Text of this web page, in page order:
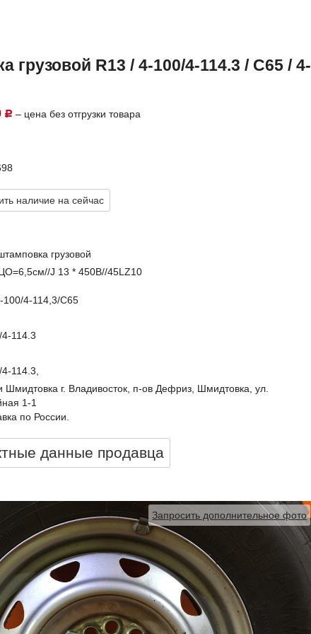
грузовой R13 / 4-100/4-114.3 / C65 / 4-
Р – цена без отгрузки товара
наличие на сейчас
грузовой
J 13 * 450B//45LZ10
100/4-114,3/C65
114.3
114.3,
Шмидтовка г. Владивосток, п-ов Дефриз, Шмидтовка, ул.
1-1
по России.
данные продавцa
Запросить дополнительное фото